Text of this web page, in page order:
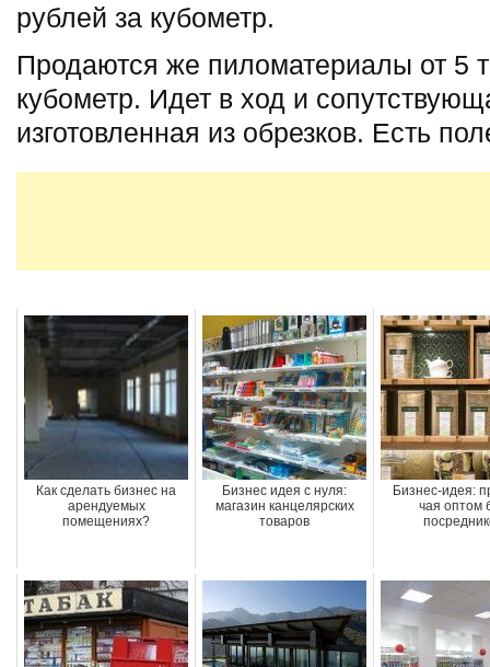
рублей за кубометр.
Продаются же пиломатериалы от 5
кубометр. Идет в ход и
изготовленная из обрезков. Есть
Как сделать бизнес на
арендуемых
помещениях?
Бизнес идея с нуля:
магазин канцелярских
товаров
Бизнес-идея:
чая оптом